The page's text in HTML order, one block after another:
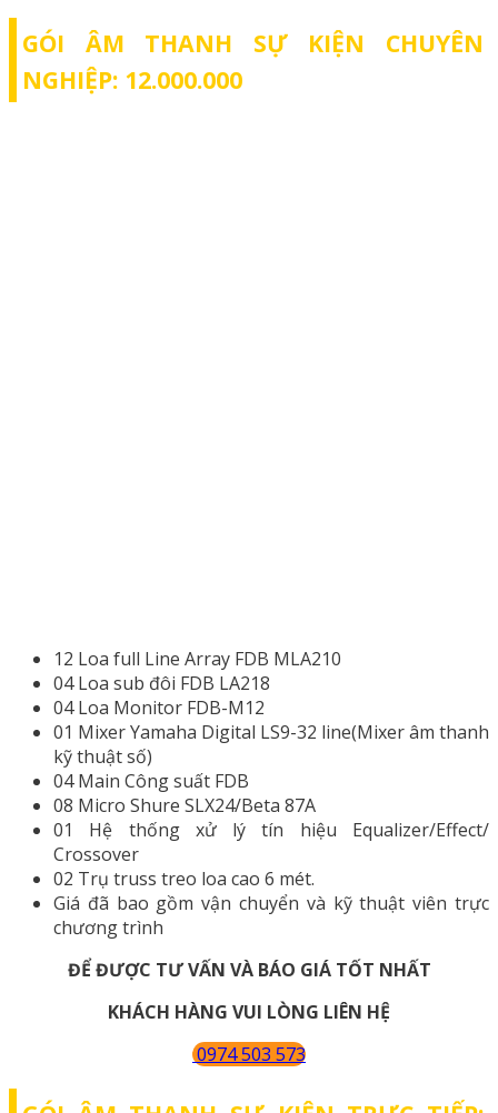
GÓI ÂM THANH SỰ KIỆN CHUYÊN
NGHIỆP: 12.000.000
12 Loa full Line Array FDB MLA210
04 Loa sub đôi FDB LA218
04 Loa Monitor FDB-M12
01 Mixer Yamaha Digital LS9-32 line(Mixer âm thanh
kỹ thuật số)
04 Main Công suất FDB
08 Micro Shure SLX24/Beta 87A
01 Hệ thống xử lý tín hiệu Equalizer/Effect/
Crossover
02 Trụ truss treo loa cao 6 mét.
Giá đã bao gồm vận chuyển và kỹ thuật viên trực
chương trình
ĐỂ ĐƯỢC TƯ VẤN VÀ BÁO GIÁ TỐT NHẤT
KHÁCH HÀNG VUI LÒNG LIÊN HỆ
0974 503 573